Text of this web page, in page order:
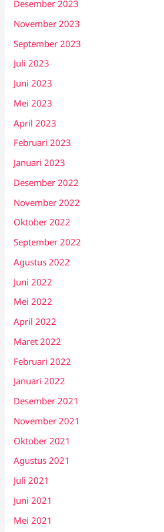
Desember 2023
November 2023
September 2023
Juli 2023
Juni 2023
Mei 2023
April 2023
Februari 2023
Januari 2023
Desember 2022
November 2022
Oktober 2022
September 2022
Agustus 2022
Juni 2022
Mei 2022
April 2022
Maret 2022
Februari 2022
Januari 2022
Desember 2021
November 2021
Oktober 2021
Agustus 2021
Juli 2021
Juni 2021
Mei 2021